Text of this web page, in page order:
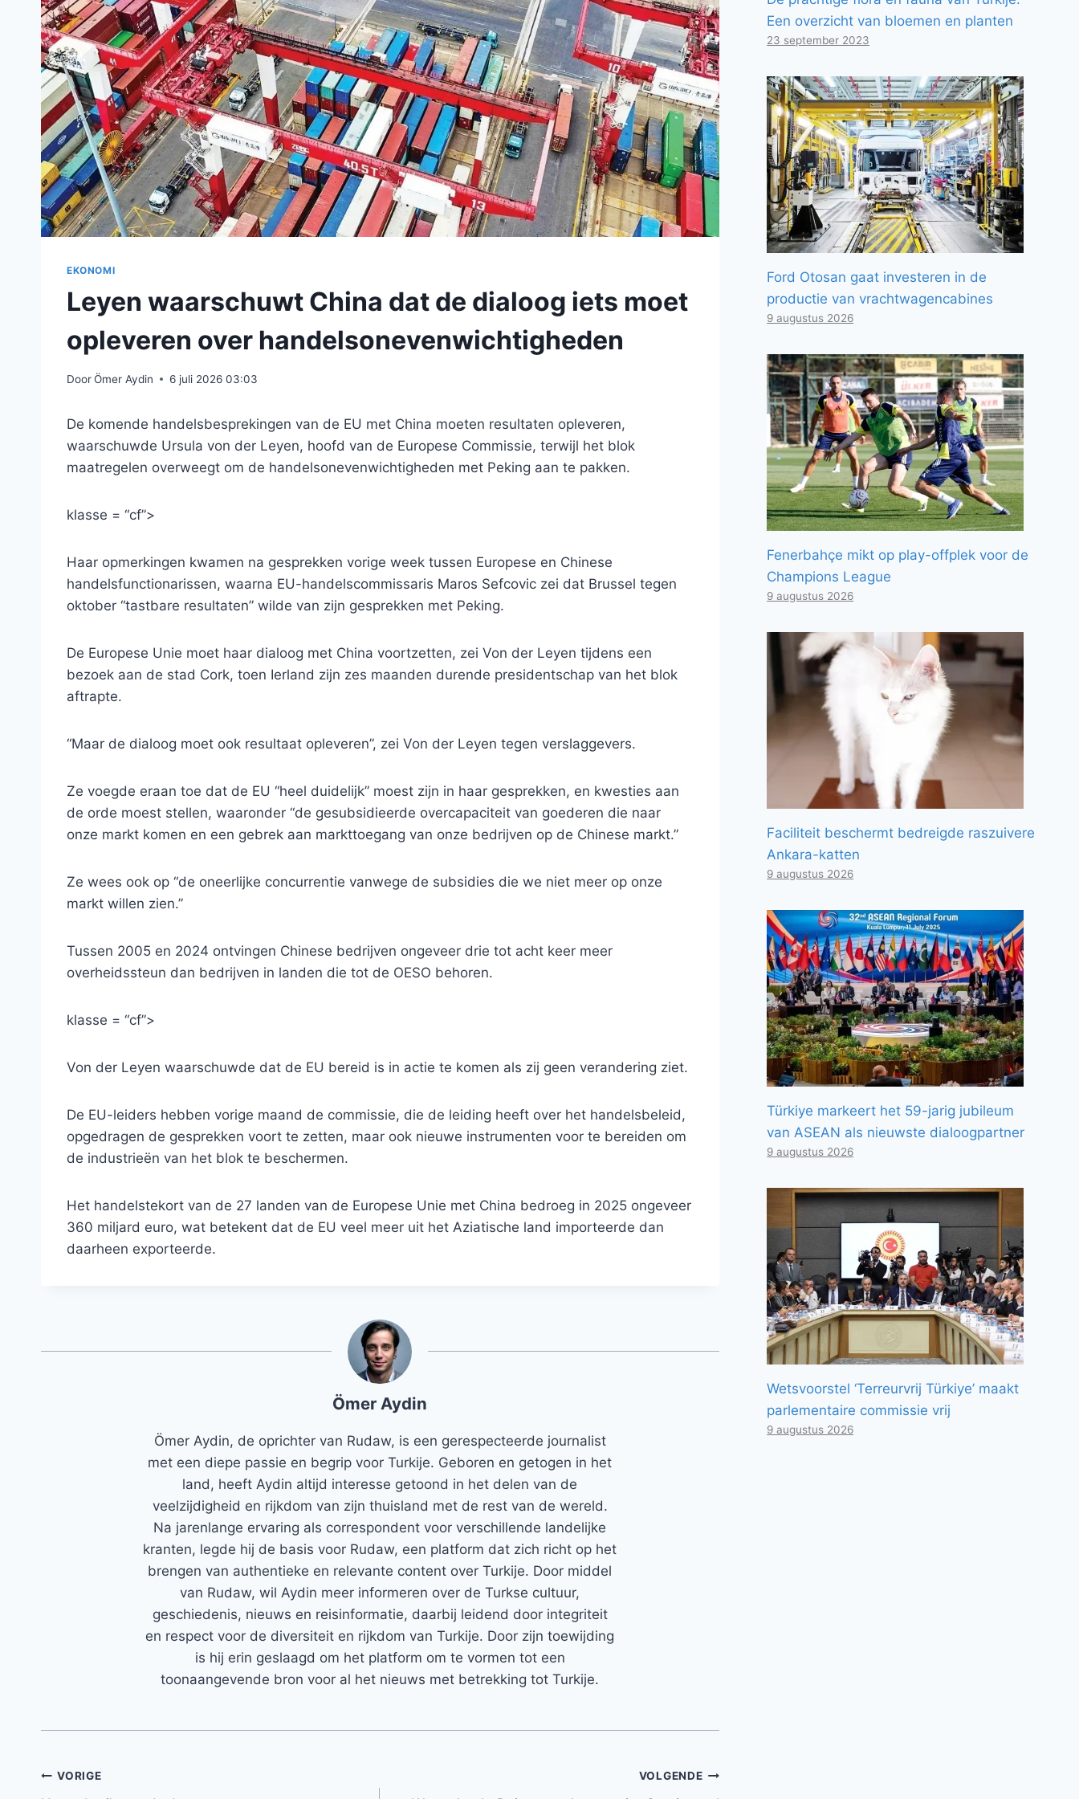
EKONOMI
Leyen waarschuwt China dat de dialoog iets moet
opleveren over handelsonevenwichtigheden
DoorÖmer Aydin 6 juli 2026 03:03
De komende handelsbesprekingen van de EU met China moeten resultaten opleveren,
waarschuwde Ursula von der Leyen, hoofd van de Europese Commissie, terwijl het blok
maatregelen overweegt om de handelsonevenwichtigheden met Peking aan te pakken.
klasse = “cf”>
Haar opmerkingen kwamen na gesprekken vorige week tussen Europese en Chinese
handelsfunctionarissen, waarna EU-handelscommissaris Maros Sefcovic zei dat Brussel tegen
oktober “tastbare resultaten” wilde van zijn gesprekken met Peking.
De Europese Unie moet haar dialoog met China voortzetten, zei Von der Leyen tijdens een
bezoek aan de stad Cork, toen Ierland zijn zes maanden durende presidentschap van het blok
aftrapte.
“Maar de dialoog moet ook resultaat opleveren”, zei Von der Leyen tegen verslaggevers.
Ze voegde eraan toe dat de EU “heel duidelijk” moest zijn in haar gesprekken, en kwesties aan
de orde moest stellen, waaronder “de gesubsidieerde overcapaciteit van goederen die naar
onze markt komen en een gebrek aan markttoegang van onze bedrijven op de Chinese markt.”
Ze wees ook op “de oneerlijke concurrentie vanwege de subsidies die we niet meer op onze
markt willen zien.”
Tussen 2005 en 2024 ontvingen Chinese bedrijven ongeveer drie tot acht keer meer
overheidssteun dan bedrijven in landen die tot de OESO behoren.
klasse = “cf”>
Von der Leyen waarschuwde dat de EU bereid is in actie te komen als zij geen verandering ziet.
De EU-leiders hebben vorige maand de commissie, die de leiding heeft over het handelsbeleid,
opgedragen de gesprekken voort te zetten, maar ook nieuwe instrumenten voor te bereiden om
de industrieën van het blok te beschermen.
Het handelstekort van de 27 landen van de Europese Unie met China bedroeg in 2025 ongeveer
360 miljard euro, wat betekent dat de EU veel meer uit het Aziatische land importeerde dan
daarheen exporteerde.
Ömer Aydin
Ömer Aydin, de oprichter van Rudaw, is een gerespecteerde journalist
met een diepe passie en begrip voor Turkije. Geboren en getogen in het
land, heeft Aydin altijd interesse getoond in het delen van de
veelzijdigheid en rijkdom van zijn thuisland met de rest van de wereld.
Na jarenlange ervaring als correspondent voor verschillende landelijke
kranten, legde hij de basis voor Rudaw, een platform dat zich richt op het
brengen van authentieke en relevante content over Turkije. Door middel
van Rudaw, wil Aydin meer informeren over de Turkse cultuur,
geschiedenis, nieuws en reisinformatie, daarbij leidend door integriteit
en respect voor de diversiteit en rijkdom van Turkije. Door zijn toewijding
is hij erin geslaagd om het platform om te vormen tot een
toonaangevende bron voor al het nieuws met betrekking tot Turkije.
Bericht
VORIGE VOLGENDE
Een overzicht van bloemen en planten
23 september 2023
Ford Otosan gaat investeren in de
productie van vrachtwagencabines
9 augustus 2026
Fenerbahçe mikt op play-offplek voor de
Champions League
9 augustus 2026
Faciliteit beschermt bedreigde raszuivere
Ankara-katten
9 augustus 2026
Türkiye markeert het 59-jarig jubileum
van ASEAN als nieuwste dialoogpartner
9 augustus 2026
Wetsvoorstel ‘Terreurvrij Türkiye’ maakt
parlementaire commissie vrij
9 augustus 2026